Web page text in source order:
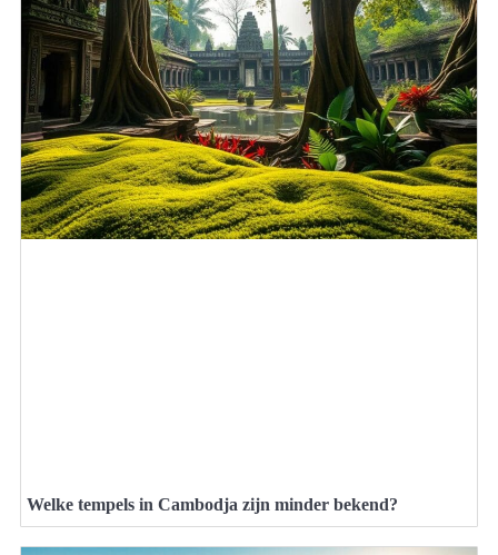
Welke tempels in Cambodja zijn minder bekend?